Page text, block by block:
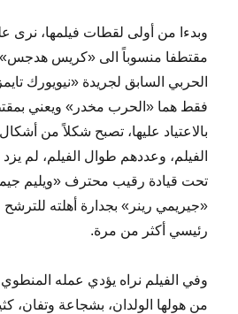
وبدءا من أولى لقطات فيلمها، نرى
مقتطفا منسوباً الى «كريس
الحربي السابق لجريدة «نيويورك
فقط هما «الحرب مخدر» ويعني
بالاعتياد عليها، تصبح شكلاً من
الفيلم، وعددهم طوال الفيلم، لم
تحت قيادة رقيب محترف «ويليم
«جيريمي رينر» بجدارة أهلته
رئيسي أكثر من مرة.
وفي الفيلم نراه يؤدي عمله
من هولها الولدان، بشجاعة وتفان،